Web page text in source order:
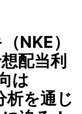
NKE）
配当利
は
を通じ